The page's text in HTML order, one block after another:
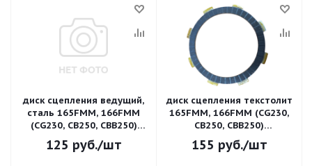
диск сцепления ведущий,
сталь 165FMM, 166FMM
(CG230, CB250, CBB250)
(91х110/119х3мм) TTR250
ZS
125 руб./шт
диск сцепления текстолит
165FMM, 166FMM (CG230,
CB250, CBB250)
(91х110/119х3мм) TTR250
ZS
155 руб./шт